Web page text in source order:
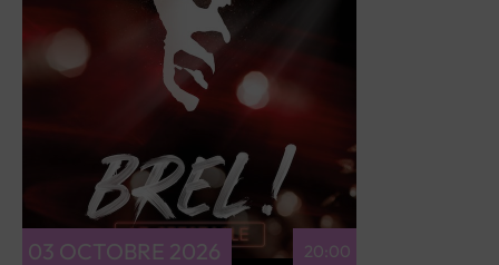
RÉSERVEZ
03 OCTOBRE 2026 20:00